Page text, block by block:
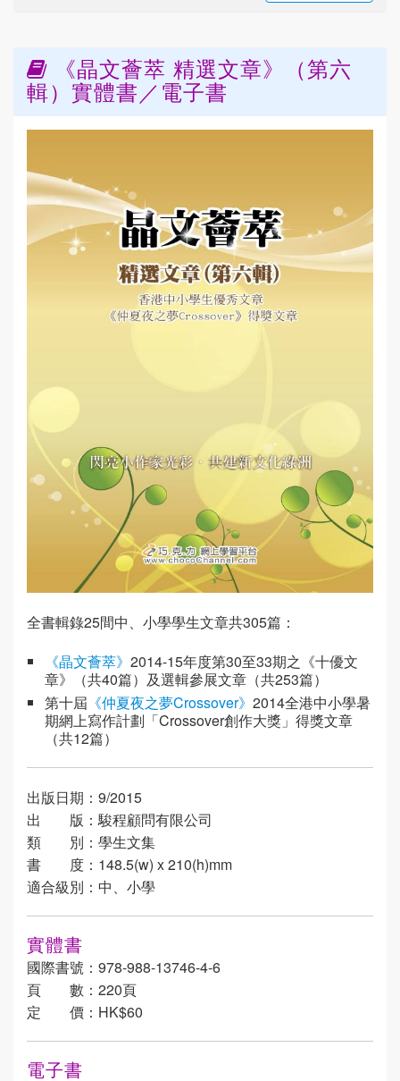
《晶文薈萃 精選文章》（第六
輯）實體書／電子書
全書輯錄25間中、小學學生文章共305篇：
《晶文薈萃》 2014-15年度第30至33期之《十優文
章》（共40篇）及選輯參展文章（共253篇）
第十屆 《仲夏夜之夢Crossover》 2014全港中小學暑
期網上寫作計劃「Crossover創作大獎」得獎文章
（共12篇）
出版日期：9/2015
出 版：駿程顧問有限公司
類 別：學生文集
書 度：148.5(w) x 210(h)mm
適合級別：中、小學
實體書
國際書號：978-988-13746-4-6
頁 數：220頁
定 價：HK$60
電子書